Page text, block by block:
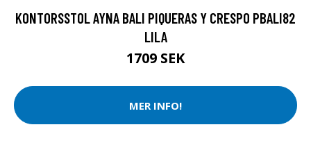
KONTORSSTOL AYNA BALI PIQUERAS Y CRESPO PBALI82
LILA
1709 SEK
MER INFO!